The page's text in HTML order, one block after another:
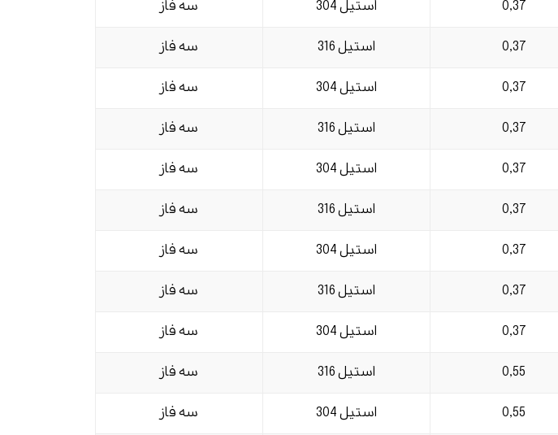
0,37 استیل 304
سه فاز
0,37 استیل 316
سه فاز
0,37 استیل 304
سه فاز
0,37 استیل 316
سه فاز
0,37 استیل 304
سه فاز
0,37 استیل 316
سه فاز
0,37 استیل 304
سه فاز
0,37 استیل 316
سه فاز
0,37 استیل 304
سه فاز
0,55 استیل 316
سه فاز
0,55 استیل 304
سه فاز